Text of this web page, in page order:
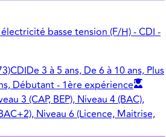
basse tension (F/H) - CDI -
CDIDe 3 à 5 ans, De 6 à 10 ans, Plus
Débutant - 1ère expérience
3 (CAP, BEP), Niveau 4 (BAC),
Niveau 6 (Licence, Maitrise,